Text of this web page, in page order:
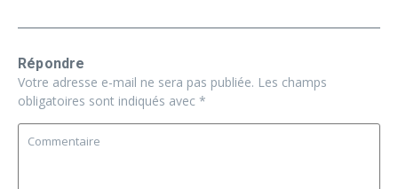
Répondre
Votre adresse e-mail ne sera pas publiée. Les champs
obligatoires sont indiqués avec *